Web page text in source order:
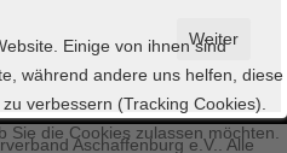
bei der Freiwilligen
Nächster
Weiter
Aschaffenburg e.V.. Alle
Einige von ihnen sind
während andere uns helfen, diese
verbessern (Tracking Cookies).
die Cookies zulassen möchten.